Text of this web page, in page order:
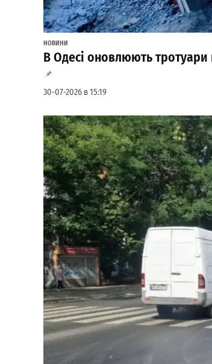
НОВИНИ
В Одесі оновлюють тротуари
30-07-2026 в 15:19